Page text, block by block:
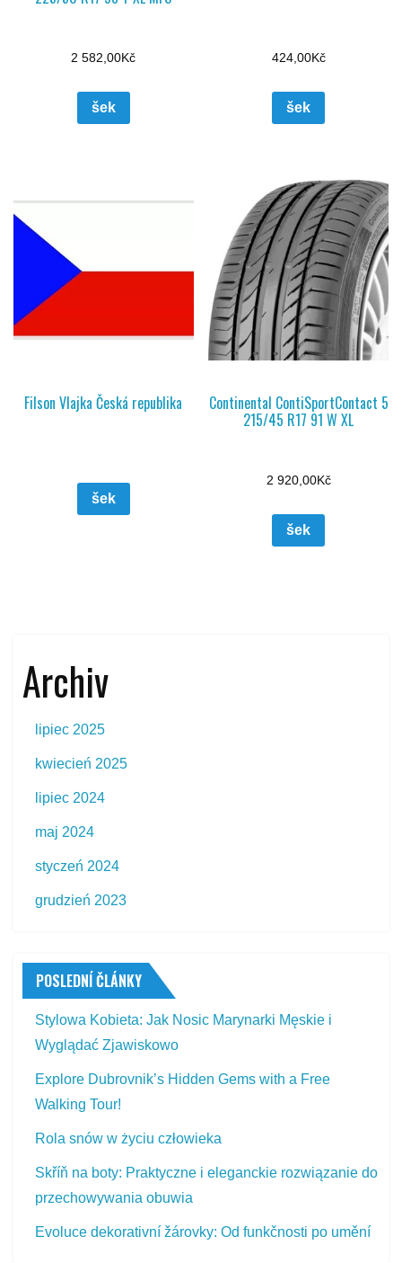
2 582,00Kč
šek
424,00Kč
šek
Filson Vlajka Česká republika
šek
Continental ContiSportContact 5
215/45 R17 91 W XL
2 920,00Kč
šek
Archiv
lipiec 2025
kwiecień 2025
lipiec 2024
maj 2024
styczeń 2024
grudzień 2023
POSLEDNÍ ČLÁNKY
Stylowa Kobieta: Jak Nosic Marynarki Męskie i
Wyglądać Zjawiskowo
Explore Dubrovnik’s Hidden Gems with a Free
Walking Tour!
Rola snów w życiu człowieka
Skříň na boty: Praktyczne i eleganckie rozwiązanie do
przechowywania obuwia
Evoluce dekorativní žárovky: Od funkčnosti po umění